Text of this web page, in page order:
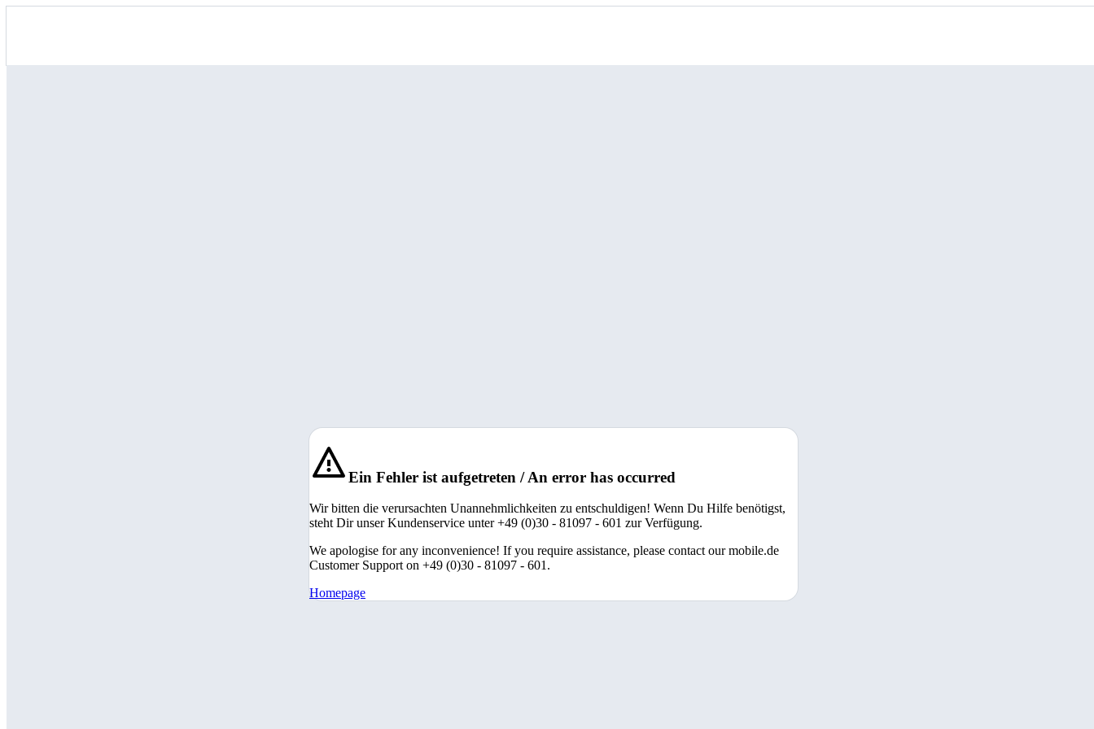
Ein Fehler ist aufgetreten / An error has occurred
Wir bitten die verursachten Unannehmlichkeiten zu entschuldigen! Wenn Du Hilfe benötigst,
steht Dir unser Kundenservice unter +49 (0)30 - 81097 - 601 zur Verfügung.
We apologise for any inconvenience! If you require assistance, please contact our mobile.de
Customer Support on +49 (0)30 - 81097 - 601.
Homepage